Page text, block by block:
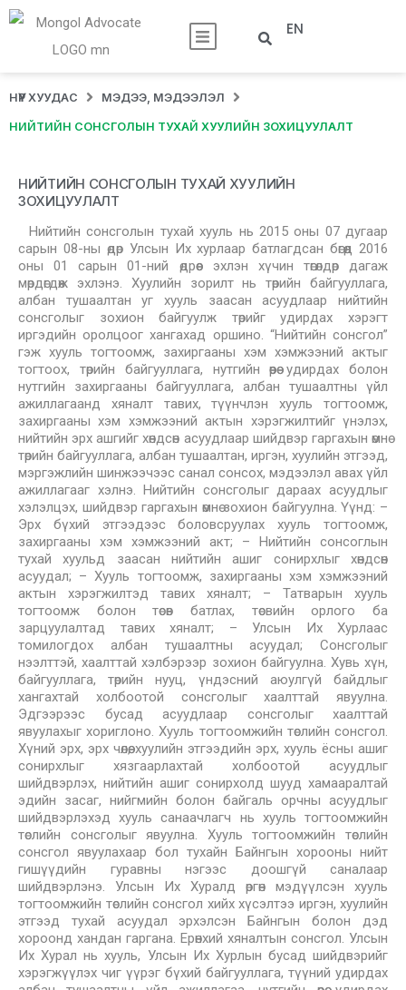
EN
НҮҮР ХУУДАС МЭДЭЭ, МЭДЭЭЛЭЛ
НИЙТИЙН СОНСГОЛЫН ТУХАЙ ХУУЛИЙН ЗОХИЦУУЛАЛТ
НИЙТИЙН СОНСГОЛЫН ТУХАЙ ХУУЛИЙН
ЗОХИЦУУЛАЛТ
Нийтийн сонсголын тухай хууль нь 2015 оны 07 дугаар
сарын 08-ны өдөр Улсын Их хурлаар батлагдсан бөгөөд 2016
оны 01 сарын 01-ний өдрөөс эхлэн хүчин төгөлдөр дагаж
мөрдөгдөж эхлэнэ. Хуулийн зорилт нь төрийн байгууллага,
албан тушаалтан уг хууль заасан асуудлаар нийтийн
сонсголыг зохион байгуулж төрийг удирдах хэрэгт
иргэдийн оролцоог хангахад оршино. “Нийтийн сонсгол”
гэж хууль тогтоомж, захиргааны хэм хэмжээний актыг
тогтоох, төрийн байгууллага, нутгийн өөрөө удирдах болон
нутгийн захиргааны байгууллага, албан тушаалтны үйл
ажиллагаанд хяналт тавих, түүнчлэн хууль тогтоомж,
захиргааны хэм хэмжээний актын хэрэгжилтийг үнэлэх,
нийтийн эрх ашгийг хөндсөн асуудлаар шийдвэр гаргахын өмнө
төрийн байгууллага, албан тушаалтан, иргэн, хуулийн этгээд,
мэргэжлийн шинжээчээс санал сонсох, мэдээлэл авах үйл
ажиллагааг хэлнэ. Нийтийн сонсголыг дараах асуудлыг
хэлэлцэх, шийдвэр гаргахын өмнө зохион байгуулна. Үүнд: –
Эрх бүхий этгээдээс боловсруулах хууль тогтоомж,
захиргааны хэм хэмжээний акт; – Нийтийн сонсоглын
тухай хуульд заасан нийтийн ашиг сонирхлыг хөндсөн
асуудал; – Хууль тогтоомж, захиргааны хэм хэмжээний
актын хэрэгжилтэд тавих хяналт; – Татварын хууль
тогтоомж болон төсөв батлах, төсвийн орлого ба
зарцуулалтад тавих хяналт; – Улсын Их Хурлаас
томилогдох албан тушаалтны асуудал; Сонсголыг
нээлттэй, хаалттай хэлбэрээр зохион байгуулна. Хувь хүн,
байгууллага, төрийн нууц, үндэсний аюулгүй байдлыг
хангахтай холбоотой сонсголыг хаалттай явуулна.
Эдгээрээс бусад асуудлаар сонсголыг хаалттай
явуулахыг хориглоно. Хууль тогтоомжийн төслийн сонсгол.
Хүний эрх, эрх чөлөө, хуулийн этгээдийн эрх, хууль ёсны ашиг
сонирхлыг хязгаарлахтай холбоотой асуудлыг
шийдвэрлэх, нийтийн ашиг сонирхолд шууд хамааралтай
эдийн засаг, нийгмийн болон байгаль орчны асуудлыг
шийдвэрлэхэд хууль санаачлагч нь хууль тогтоомжийн
төслийн сонсголыг явуулна. Хууль тогтоомжийн төслийн
сонсгол явуулахаар бол тухайн Байнгын хорооны нийт
гишүүдийн гуравны нэгээс доошгүй саналаар
шийдвэрлэнэ. Улсын Их Хуралд өргөн мэдүүлсэн хууль
тогтоомжийн төслийн сонсгол хийх хүсэлтээ иргэн, хуулийн
этгээд тухай асуудал эрхэлсэн Байнгын болон дэд
хороонд хандан гаргана. Ерөнхий хяналтын сонсгол. Улсын
Их Хурал нь хууль, Улсын Их Хурлын бусад шийдвэрийг
хэрэгжүүлэх чиг үүрэг бүхий байгууллага, түүний удирдах